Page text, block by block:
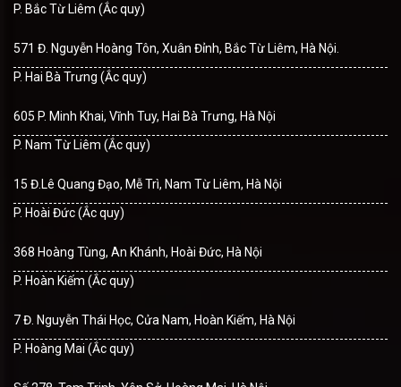
P. Bắc Từ Liêm (Ắc quy)
571 Đ. Nguyễn Hoàng Tôn, Xuân Đỉnh, Bắc Từ Liêm, Hà Nội.
P. Hai Bà Trưng (Ắc quy)
605 P. Minh Khai, Vĩnh Tuy, Hai Bà Trưng, Hà Nội
P. Nam Từ Liêm (Ắc quy)
15 Đ.Lê Quang Đạo, Mễ Trì, Nam Từ Liêm, Hà Nội
P. Hoài Đức (Ắc quy)
368 Hoàng Tùng, An Khánh, Hoài Đức, Hà Nội
P. Hoàn Kiếm (Ắc quy)
7 Đ. Nguyễn Thái Học, Cửa Nam, Hoàn Kiếm, Hà Nội
P. Hoàng Mai (Ắc quy)